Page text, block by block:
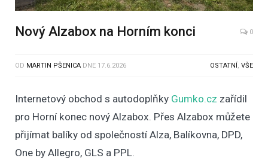
Nový Alzabox na Horním konci 0
OD MARTIN PŠENICA DNE 17.6.2026 OSTATNÍ , VŠE
Internetový obchod s autodoplňky Gumko.cz zařídil
pro Horní konec nový Alzabox. Přes Alzabox můžete
přijímat balíky od společností Alza, Balíkovna, DPD,
One by Allegro, GLS a PPL.